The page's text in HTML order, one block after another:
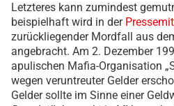
Letzteres kann zumindest
beispielhaft wird in der
zurückliegender Mordfall aus
angebracht. Am 2. Dezember
apulischen Mafia-Organisation
wegen veruntreuter Gelder
Gelder sollte im Sinne einer